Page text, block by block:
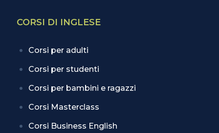
CORSI DI INGLESE
Corsi per adulti
Corsi per studenti
Corsi per bambini e ragazzi
Corsi Masterclass
Corsi Business English